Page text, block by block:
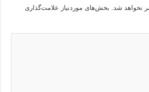
نخواهد شد. بخش‌های موردنیاز علامت‌گذاری